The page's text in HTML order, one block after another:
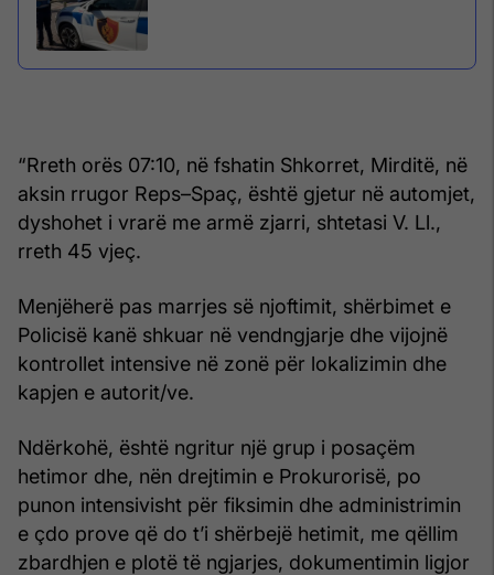
“Rreth orës 07:10, në fshatin Shkorret, Mirditë, në
aksin rrugor Reps–Spaç, është gjetur në automjet,
dyshohet i vrarë me armë zjarri, shtetasi V. Ll.,
rreth 45 vjeç.
Menjëherë pas marrjes së njoftimit, shërbimet e
Policisë kanë shkuar në vendngjarje dhe vijojnë
kontrollet intensive në zonë për lokalizimin dhe
kapjen e autorit/ve.
Ndërkohë, është ngritur një grup i posaçëm
hetimor dhe, nën drejtimin e Prokurorisë, po
punon intensivisht për fiksimin dhe administrimin
e çdo prove që do t’i shërbejë hetimit, me qëllim
zbardhjen e plotë të ngjarjes, dokumentimin ligjor